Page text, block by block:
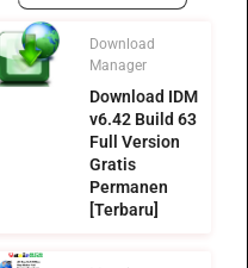
Download
Manager
Download IDM
v6.42 Build 63
Full Version
Gratis
Permanen
[Terbaru]